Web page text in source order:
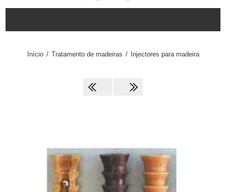
Início / Tratamento de madeiras / Injectores para madeira